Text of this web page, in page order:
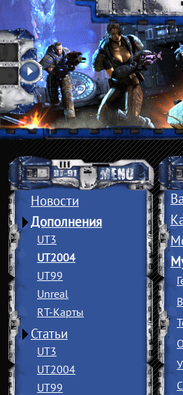
Новости
Дополнения
UT3
UT2004
UT99
Unreal
RT-Карты
Статьи
UT3
UT2004
UT99